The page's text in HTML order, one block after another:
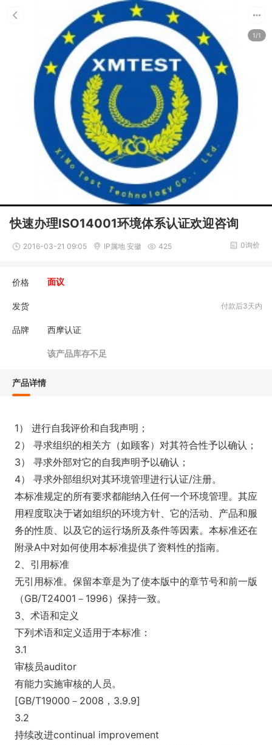
1/1
快速办理ISO14001环境体系认证欢迎咨询
2016-03-21 09:05 IP属地 安徽 425 0询价
价格 面议
发货 付款后3天内
品牌 西摩认证
该产品库存不足
产品详情
1） 进行自我评价和自我声明；
2） 寻求组织的相关方（如顾客）对其符合性予以确认；
3） 寻求外部对它的自我声明予以确认；
4） 寻求外部组织对其环境管理进行认证/注册。
本标准规定的所有要求都能纳入任何一个环境管理。其应
用程度取决于诸如组织的环境方针、它的活动、产品和服
务的性质、以及它的运行场所及条件等因素。本标准还在
附录A中对如何使用本标准提供了资料性的指南。
2、引用标准
无引用标准。保留本章是为了使本版中的章节号和前一版
（GB/T24001－1996）保持一致。
3、术语和定义
下列术语和定义适用于本标准：
3.1
审核员auditor
有能力实施审核的人员。
[GB/T19000－2008，3.9.9]
3.2
持续改进continual improvement